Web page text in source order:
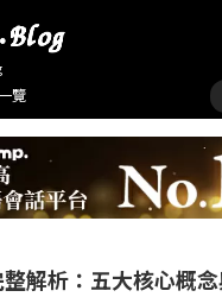
覽
解析：五大核心概